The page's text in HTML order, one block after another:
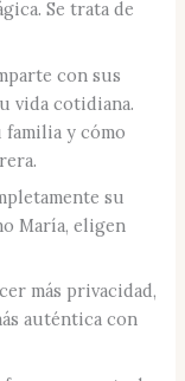
Se trata de
con sus
vida cotidiana.
familia y cómo
su
María, eligen
más privacidad,
auténtica con